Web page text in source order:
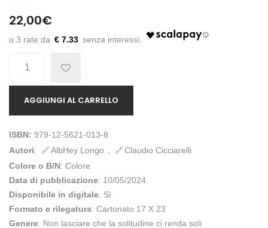
22,00€
€ 7.33
AGGIUNGI AL CARRELLO
ISBN: 979-12-5621-013-8
Autori: AlbHey Longo ,
Claudio Cicciarelli
Colore o B/N: Colore
Data di pubblicazione: 10/05/2024
Disponibile in digitale: Sì
Formato e rilegatura: Cartonato 17 X 23
Genere: Non lasciare che la solitudine ci renda soli